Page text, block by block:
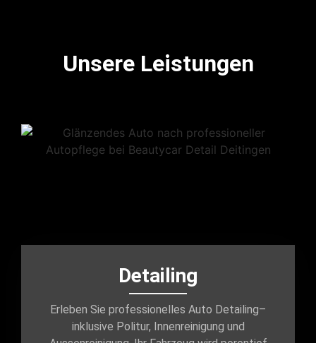
Unsere Leistungen
Detailing
Erleben Sie professionelles Auto Detailing–
inklusive Politur, Innenreinigung und